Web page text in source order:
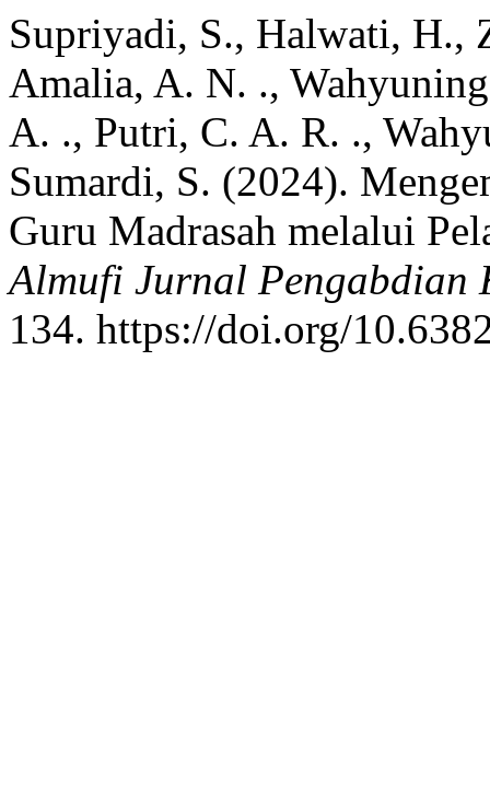
Supriyadi, S., Halwati, H.,
Amalia, A. N. .,
A. ., Putri, C. A. R. .,
Sumardi, S. (2024).
Guru Madrasah melalui
Almufi Jurnal Pengabdian
134. https://doi.org/